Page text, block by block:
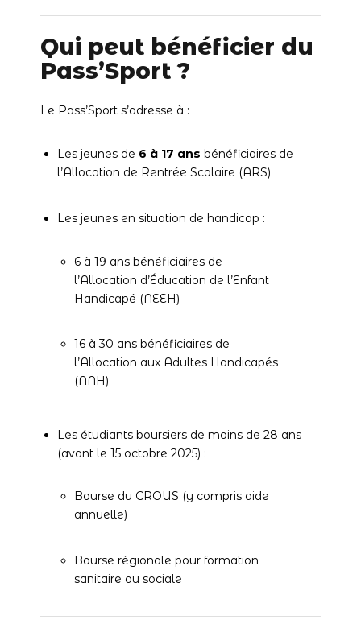
Qui peut bénéficier du
Pass’Sport ?
Le Pass’Sport s’adresse à :
Les jeunes de 6 à 17 ans bénéficiaires de
l’Allocation de Rentrée Scolaire (ARS)
Les jeunes en situation de handicap :
6 à 19 ans bénéficiaires de
l’Allocation d’Éducation de l’Enfant
Handicapé (AEEH)
16 à 30 ans bénéficiaires de
l’Allocation aux Adultes Handicapés
(AAH)
Les étudiants boursiers de moins de 28 ans
(avant le 15 octobre 2025) :
Bourse du CROUS (y compris aide
annuelle)
Bourse régionale pour formation
sanitaire ou sociale